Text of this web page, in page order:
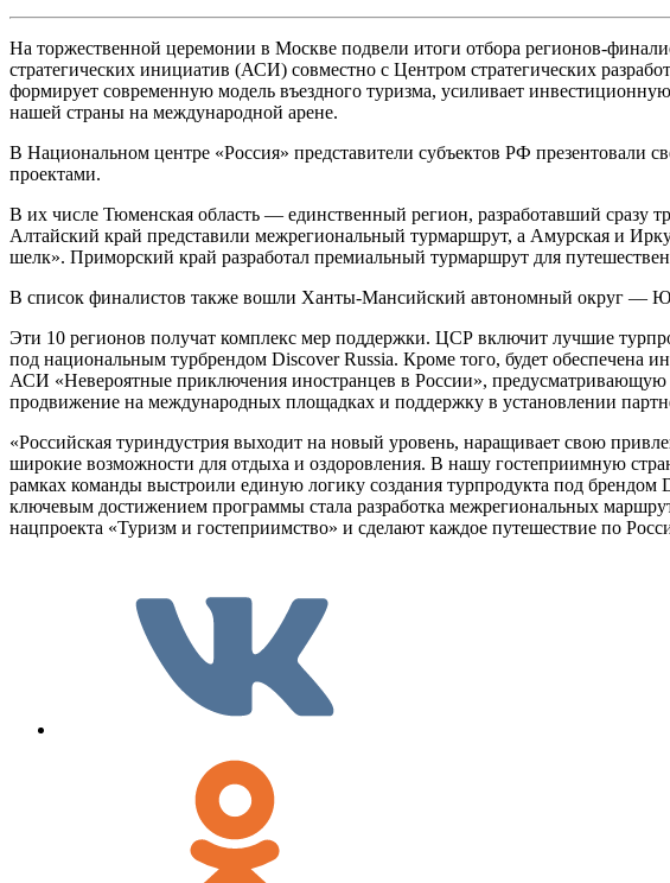
На торжественной церемонии в Москве подвели итоги отбора регионов-
стратегических инициатив (АСИ) совместно с Центром стратегических
формирует современную модель въездного туризма, усиливает
нашей страны на международной арене.
В Национальном центре «Россия» представители субъектов РФ презентовали
проектами.
В их числе Тюменская область — единственный регион, разработавший
Алтайский край представили межрегиональный турмаршрут, а Амурская и
шелк». Приморский край разработал премиальный турмаршрут для
В список финалистов также вошли Ханты-Мансийский автономный округ —
Эти 10 регионов получат комплекс мер поддержки. ЦСР включит лучшие
под национальным турбрендом Discover Russia. Кроме того, будет обеспечена
АСИ «Невероятные приключения иностранцев в России»,
продвижение на международных площадках и поддержку в установлении
«Российская туриндустрия выходит на новый уровень, наращивает свою
широкие возможности для отдыха и оздоровления. В нашу гостеприимную
рамках команды выстроили единую логику создания турпродукта под брендом
ключевым достижением программы стала разработка межрегиональных
нацпроекта «Туризм и гостеприимство» и сделают каждое путешествие по